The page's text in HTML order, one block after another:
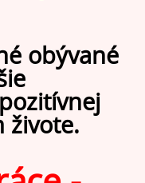
obývané
živote.